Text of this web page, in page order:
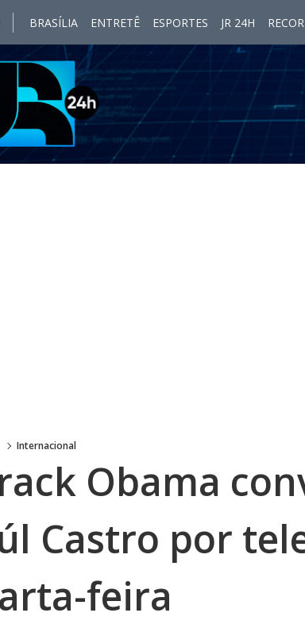
BRASÍLIA ENTRETÊ ESPORTES JR 24H
Internacional
Obama
Castro por
feira